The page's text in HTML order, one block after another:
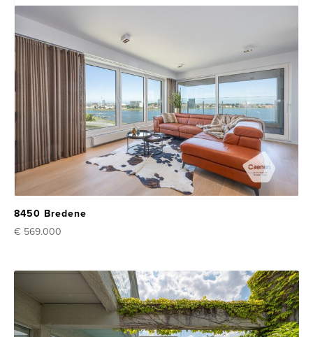
8450 Bredene
€ 569.000